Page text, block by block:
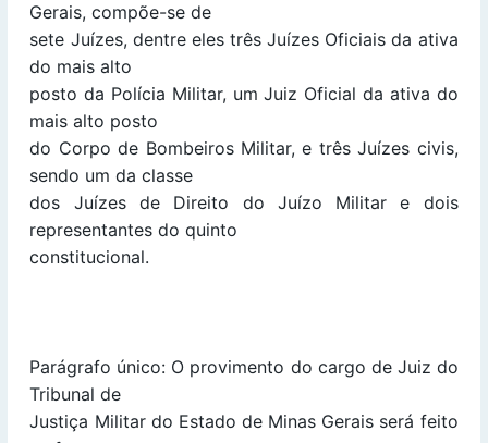
Gerais, compõe-se de
sete Juízes, dentre eles três Juízes Oficiais da ativa
do mais alto
posto da Polícia Militar, um Juiz Oficial da ativa do
mais alto posto
do Corpo de Bombeiros Militar, e três Juízes civis,
sendo um da classe
dos Juízes de Direito do Juízo Militar e dois
representantes do quinto
constitucional.
Parágrafo único: O provimento do cargo de Juiz do
Tribunal de
Justiça Militar do Estado de Minas Gerais será feito